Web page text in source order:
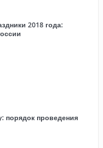
2018 года:
порядок проведения